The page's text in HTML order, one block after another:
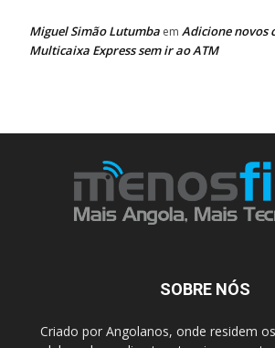
Miguel Simão Lutumba em Adicione novos
Multicaixa Express sem ir ao ATM
SOBRE NÓS
Criado por Angolanos, onde residem